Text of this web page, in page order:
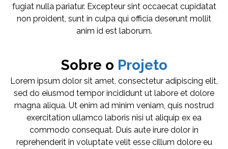
fugiat nulla pariatur. Excepteur sint occaecat cupidatat
non proident, sunt in culpa qui officia deserunt mollit
anim id est laborum.
Sobre o Projeto
Lorem ipsum dolor sit amet, consectetur adipiscing elit,
sed do eiusmod tempor incididunt ut labore et dolore
magna aliqua. Ut enim ad minim veniam, quis nostrud
exercitation ullamco laboris nisi ut aliquip ex ea
commodo consequat. Duis aute irure dolor in
reprehenderit in voluptate velit esse cillum dolore eu